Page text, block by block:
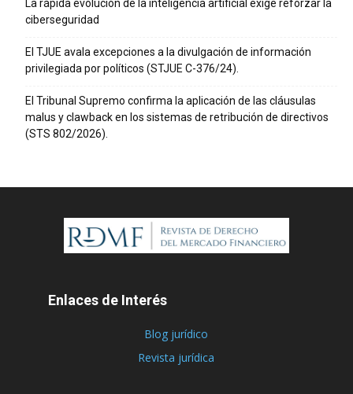
La rápida evolución de la inteligencia artificial exige reforzar la
ciberseguridad
El TJUE avala excepciones a la divulgación de información
privilegiada por políticos (STJUE C-376/24).
El Tribunal Supremo confirma la aplicación de las cláusulas
malus y clawback en los sistemas de retribución de directivos
(STS 802/2026).
Enlaces de Interés
Blog jurídico
Revista jurídica